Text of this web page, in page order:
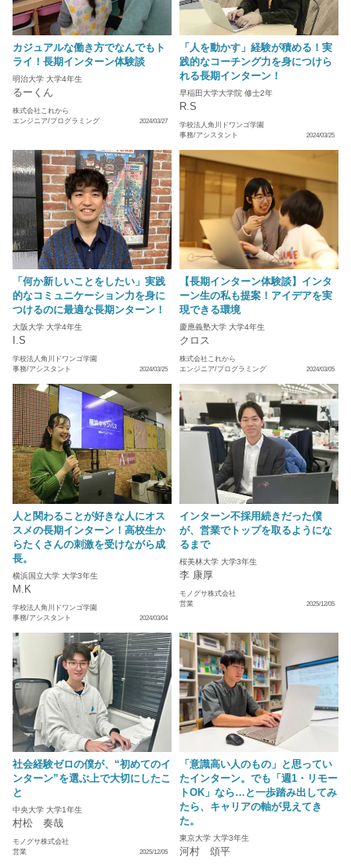
カジュアルな働き方でなんでもト
ライ！長期インターン体験談
明治大学 大学4年生
るーくん
株式会社これから
エンジニア/プログラミング
2024/03/27
「人を動かす」経験が積める！実
践的なコーチング力を身につけら
れる長期インターン！
早稲田大学大学院 修士2年
R.S
学校法人角川ドワンゴ学園
事務/アシスタント
2024/03/25
「何か新しいことをしたい」実践
的なコミュニケーション力を身に
つけるのに最適な長期ンターン！
大阪大学 大学4年生
I.S
学校法人角川ドワンゴ学園
事務/アシスタント
2024/03/25
【長期インターン体験談】インタ
ーン生の私も提案！アイデアを実
現できる環境
慶應義塾大学 大学4年生
クロス
株式会社これから
エンジニア/プログラミング
2024/03/05
人と関わることが好きな人にオス
スメの長期インターン！高校生か
らたくさんの刺激を受けながら成
長。
横浜国立大学 大学3年生
M.K
学校法人角川ドワンゴ学園
事務/アシスタント
2024/03/04
インターン不採用続きだった僕
が、営業でトップを取るようにな
るまで
桜美林大学 大学3年生
李 康厚
モノグサ株式会社
営業
2025/12/05
社会経験ゼロの僕が、“初めてのイ
ンターン”を選ぶ上で大切にしたこ
と
中央大学 大学1年生
村松 奏哉
モノグサ株式会社
営業
2025/12/05
「意識高い人のもの」と思ってい
たインターン。でも「週1・リモー
トOK」なら…と一歩踏み出してみ
たら、キャリアの軸が見えてき
た。
東京大学 大学3年生
河村 頌平